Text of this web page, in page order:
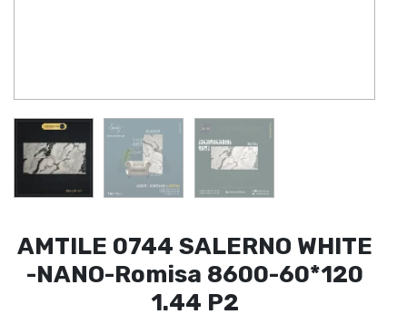
AMTILE 0744 SALERNO WHITE
-NANO-Romisa 8600-60*120
1.44 P2